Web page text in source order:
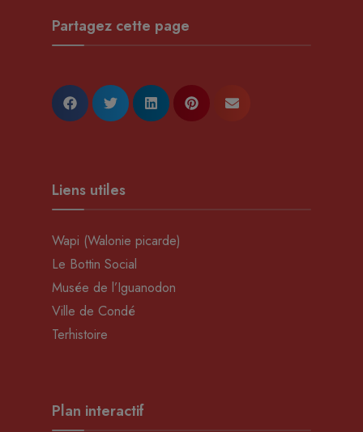
Partagez cette page
Liens utiles
Wapi (Walonie picarde)
Le Bottin Social
Musée de l’Iguanodon
Ville de Condé
Terhistoire
Plan interactif